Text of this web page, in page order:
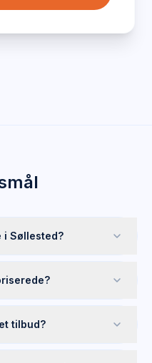
i Søllested?
tilbud?